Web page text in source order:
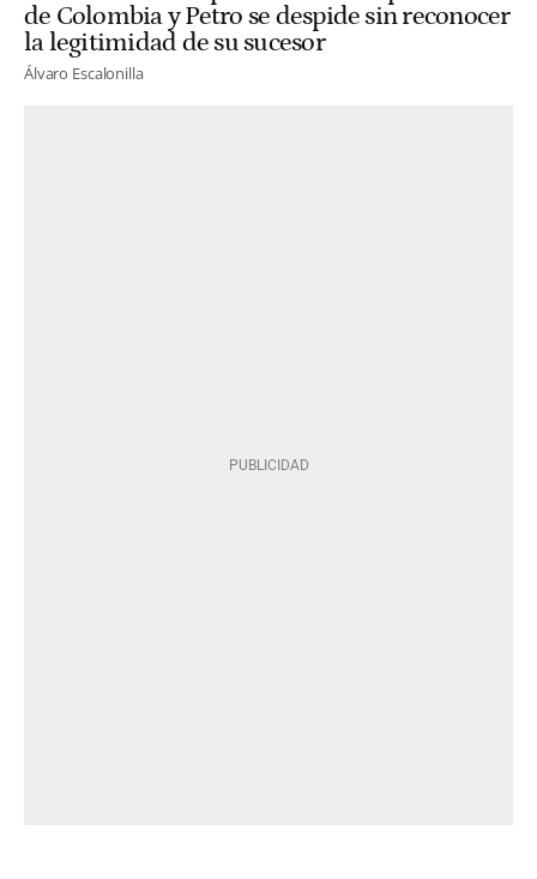
de Colombia y Petro se despide sin reconocer
la legitimidad de su sucesor
Álvaro Escalonilla